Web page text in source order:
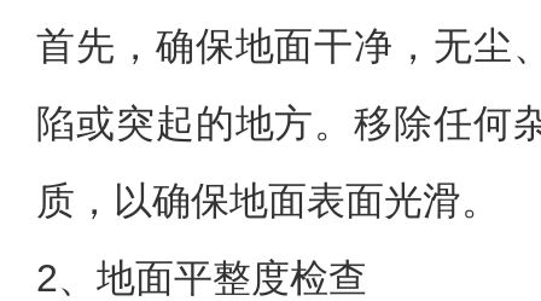
首先，确保地面干净，无尘
陷或突起的地方。移除任何
质，以确保地面表面光滑。
2、地面平整度检查